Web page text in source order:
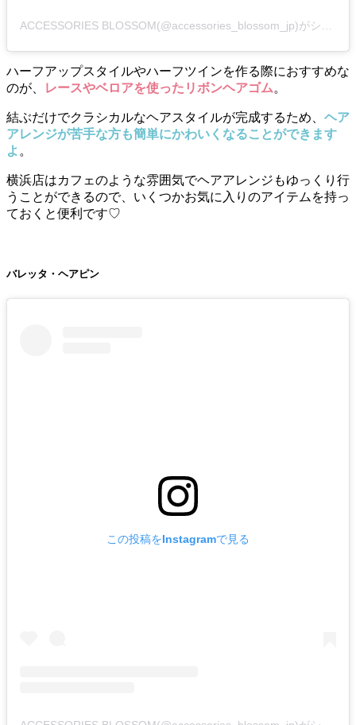
ハーフアップスタイルやハーフツインを作る際におすすめな
のが、
レースやベロアを使ったリボンヘアゴム。
結ぶだけでクラシカルなヘアスタイルが完成するため、 ヘア
アレンジが苦手な方も簡単にかわいくなることができます
よ 。
横浜店はカフェのような雰囲気でヘアアレンジもゆっくり行
うことができるので、いくつかお気に入りのアイテムを持っ
ておくと便利です♡
バレッタ・ヘアピン
この投稿をInstagramで見る